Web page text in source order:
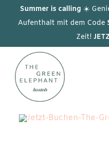
Summer is calling ☀️
Aufenthalt mit dem Code
Zeit!